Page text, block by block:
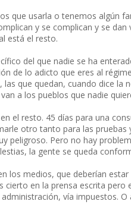
que usarla o tenemos algún
y se complican y se dan
está el resto.
del que nadie se ha
de lo adicto que eres al
que quedan, cuando dice la
a los pueblos que nadie
el resto. 45 días para una
otro tanto para las pruebas
peligroso. Pero no hay
la gente se queda
los medios, que deberían estar
cierto en la prensa escrita pero
vía impuestos. O